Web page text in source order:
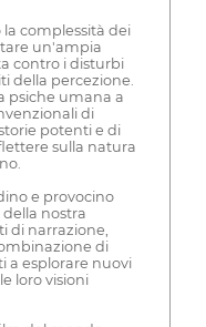
complessità dei
un'ampia
contro i disturbi
della percezione.
psiche umana a
di
potenti e di
sulla natura
e provocino
nostra
di narrazione,
di
a esplorare nuovi
loro visioni